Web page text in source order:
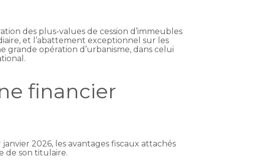
des plus-values de cession d’immeubles
et l’abattement exceptionnel sur les
grande opération d’urbanisme, dans celui
financier
2026, les avantages fiscaux attachés
de son titulaire.